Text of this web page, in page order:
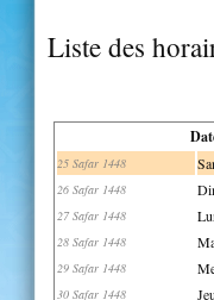
Liste des
25 Safar 1448
26 Safar 1448
27 Safar 1448
28 Safar 1448
29 Safar 1448
30 Safar 1448